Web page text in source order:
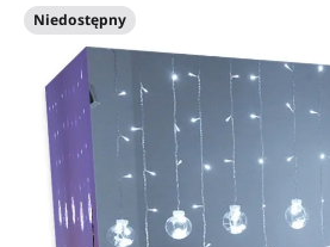
Niedostępny